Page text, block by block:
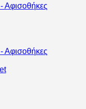
- Αφισοθήκες
- Αφισοθήκες